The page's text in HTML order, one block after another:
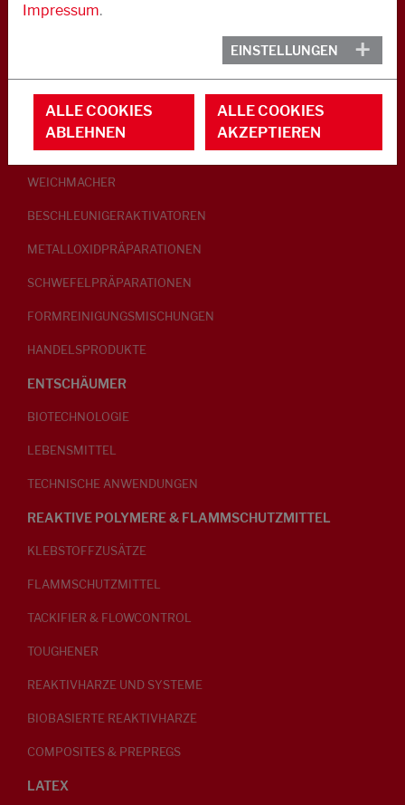
GLEITMITTEL
PEPTISATOREN
KLEBRIGMACHER / HOMOGENISATOREN
WEICHMACHER
BESCHLEUNIGERAKTIVATOREN
METALLOXIDPRÄPARATIONEN
SCHWEFELPRÄPARATIONEN
FORMREINIGUNGSMISCHUNGEN
HANDELSPRODUKTE
ENTSCHÄUMER
BIOTECHNOLOGIE
LEBENSMITTEL
TECHNISCHE ANWENDUNGEN
REAKTIVE POLYMERE & FLAMMSCHUTZMITTEL
KLEBSTOFFZUSÄTZE
FLAMMSCHUTZMITTEL
TACKIFIER & FLOWCONTROL
TOUGHENER
REAKTIVHARZE UND SYSTEME
BIOBASIERTE REAKTIVHARZE
COMPOSITES & PREPREGS
LATEX
Impressum.
EINSTELLUNGEN
ALLE COOKIES
ABLEHNEN
ALLE COOKIES
AKZEPTIEREN